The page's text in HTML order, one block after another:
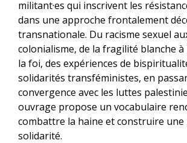
militant·es qui inscrivent les
dans une approche frontalement
transnationale. Du racisme sexuel
colonialisme, de la fragilité blanche
la foi, des expériences de
solidarités transféministes, en
convergence avec les luttes
ouvrage propose un vocabulaire
combattre la haine et construire une
solidarité.